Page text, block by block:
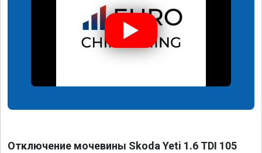
Отключение мочевины Skoda Yeti 1.6 TDI 105